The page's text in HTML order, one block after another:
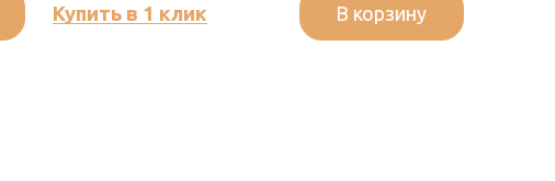
Купить в 1 клик В корзину